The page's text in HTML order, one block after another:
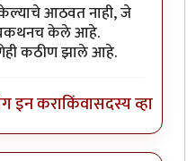
चंद्रसूर्यकुमारआठवत नाही, जे
केले आहे.
कठीण झाले आहे.
इन कराकिंवासदस्य व्हा